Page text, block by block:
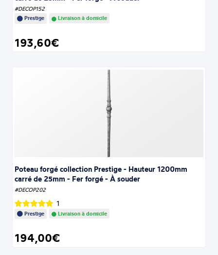
#DECOP152
Prestige
Livraison à domicile
193,60€
Poteau forgé collection Prestige - Hauteur 1200mm
carré de 25mm - Fer forgé - À souder
#DECOP202
1
Prestige Livraison à domicile
194,00€